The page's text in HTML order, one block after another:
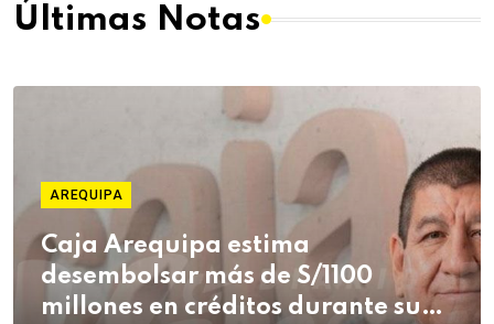
Últimas Notas
AREQUIPA
Caja Arequipa estima
desembolsar más de S/1100
millones en créditos durante su